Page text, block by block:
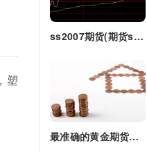
塑
ss2007期货(期货ss2018)
最准确的黄金期货交易师(最准确的黄金期货交易师是谁)